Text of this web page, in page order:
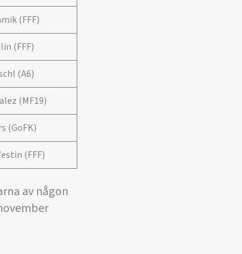
(FFF)
(FFF)
(A6)
(MF19)
(GoFK)
(FFF)
av någon